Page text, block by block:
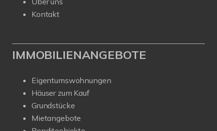
Kontakt
IMMOBILIENANGEBOTE
Eigentumswohnungen
Häuser zum Kauf
Grundstücke
Mietangebote